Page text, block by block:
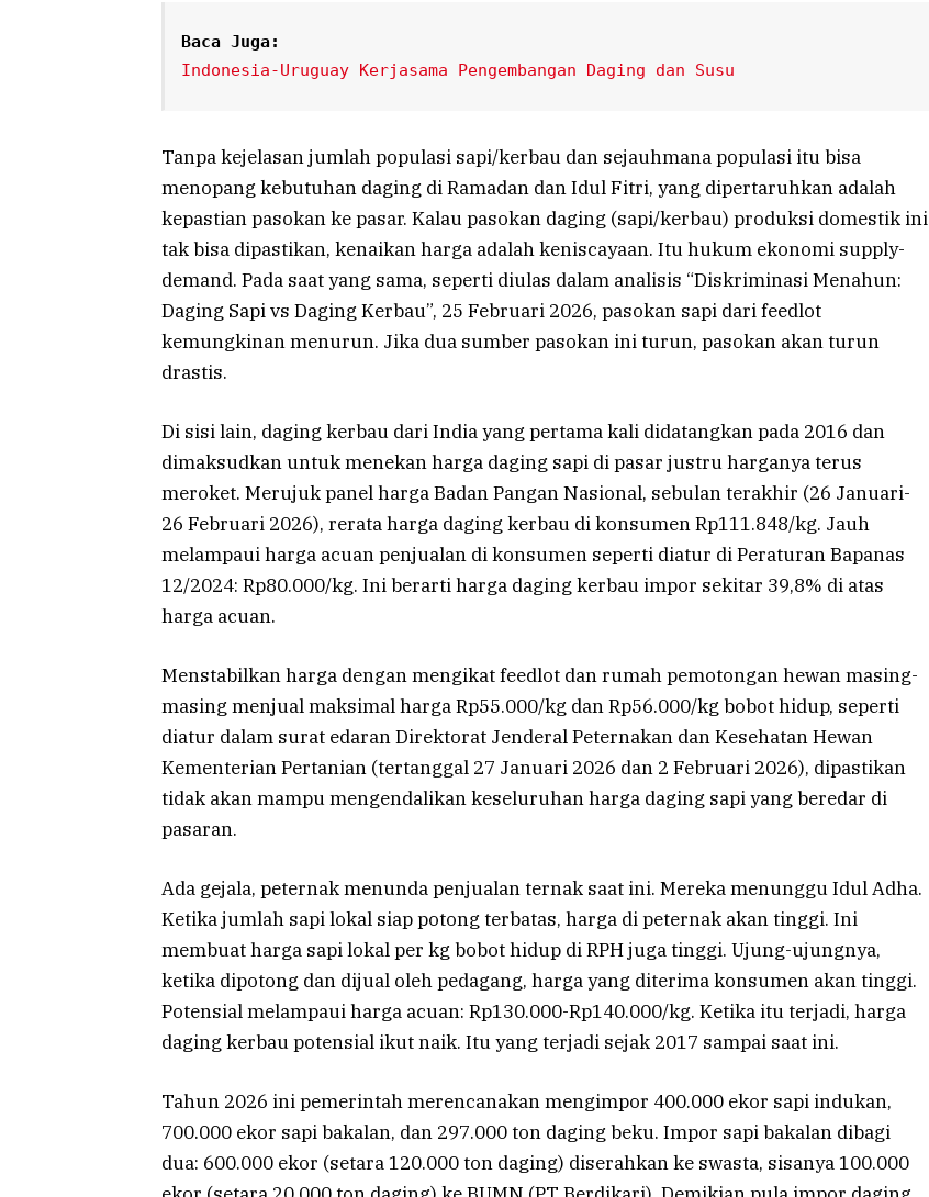
Baca Juga:
Indonesia-Uruguay Kerjasama Pengembangan Daging dan Susu
Tanpa kejelasan jumlah populasi sapi/kerbau dan sejauhmana populasi itu bisa
menopang kebutuhan daging di Ramadan dan Idul Fitri, yang dipertaruhkan adalah
kepastian pasokan ke pasar. Kalau pasokan daging (sapi/kerbau) produksi domestik ini
tak bisa dipastikan, kenaikan harga adalah keniscayaan. Itu hukum ekonomi supply-
demand. Pada saat yang sama, seperti diulas dalam analisis “Diskriminasi Menahun:
Daging Sapi vs Daging Kerbau”, 25 Februari 2026, pasokan sapi dari feedlot
kemungkinan menurun. Jika dua sumber pasokan ini turun, pasokan akan turun
drastis.
Di sisi lain, daging kerbau dari India yang pertama kali didatangkan pada 2016 dan
dimaksudkan untuk menekan harga daging sapi di pasar justru harganya terus
meroket. Merujuk panel harga Badan Pangan Nasional, sebulan terakhir (26 Januari-
26 Februari 2026), rerata harga daging kerbau di konsumen Rp111.848/kg. Jauh
melampaui harga acuan penjualan di konsumen seperti diatur di Peraturan Bapanas
12/2024: Rp80.000/kg. Ini berarti harga daging kerbau impor sekitar 39,8% di atas
harga acuan.
Menstabilkan harga dengan mengikat feedlot dan rumah pemotongan hewan masing-
masing menjual maksimal harga Rp55.000/kg dan Rp56.000/kg bobot hidup, seperti
diatur dalam surat edaran Direktorat Jenderal Peternakan dan Kesehatan Hewan
Kementerian Pertanian (tertanggal 27 Januari 2026 dan 2 Februari 2026), dipastikan
tidak akan mampu mengendalikan keseluruhan harga daging sapi yang beredar di
pasaran.
Ada gejala, peternak menunda penjualan ternak saat ini. Mereka menunggu Idul Adha.
Ketika jumlah sapi lokal siap potong terbatas, harga di peternak akan tinggi. Ini
membuat harga sapi lokal per kg bobot hidup di RPH juga tinggi. Ujung-ujungnya,
ketika dipotong dan dijual oleh pedagang, harga yang diterima konsumen akan tinggi.
Potensial melampaui harga acuan: Rp130.000-Rp140.000/kg. Ketika itu terjadi, harga
daging kerbau potensial ikut naik. Itu yang terjadi sejak 2017 sampai saat ini.
Tahun 2026 ini pemerintah merencanakan mengimpor 400.000 ekor sapi indukan,
700.000 ekor sapi bakalan, dan 297.000 ton daging beku. Impor sapi bakalan dibagi
dua: 600.000 ekor (setara 120.000 ton daging) diserahkan ke swasta, sisanya 100.000